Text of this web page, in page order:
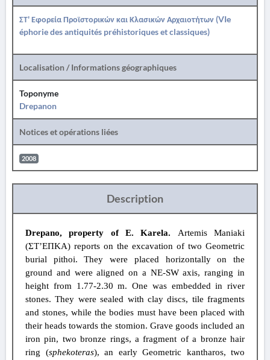
ΣΤ' Εφορεία Προϊστορικών και Κλασικών Αρχαιοτήτων (VIe
éphorie des antiquités préhistoriques et classiques)
Localisation / Informations géographiques
Toponyme
Drepanon
Notices et opérations liées
2008
Description
Drepano, property of E. Karela. Artemis Maniaki
(ΣΤ’ΕΠΚΑ) reports on the excavation of two Geometric
burial pithoi. They were placed horizontally on the
ground and were aligned on a NE-SW axis, ranging in
height from 1.77-2.30 m. One was embedded in river
stones. They were sealed with clay discs, tile fragments
and stones, while the bodies must have been placed with
their heads towards the stomion. Grave goods included an
iron pin, two bronze rings, a fragment of a bronze hair
ring (sphekoteras), an early Geometric kantharos, two